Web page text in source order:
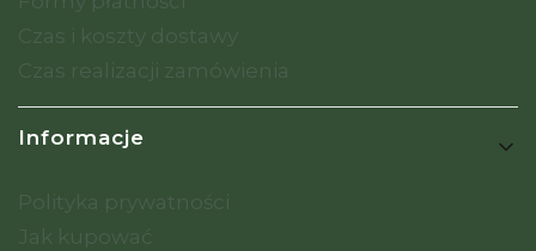
Czas i koszty dostawy
Czas realizacji zamówienia
Informacje
Polityka prywatności
Jak kupować